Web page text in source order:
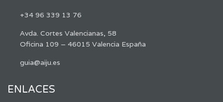
+34 96 339 13 76
Avda. Cortes Valencianas, 58
Oficina 109 – 46015 Valencia España
guia@aiju.es
ENLACES